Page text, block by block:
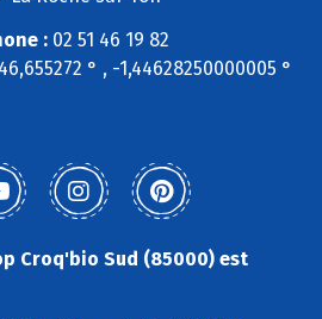
:02 51 46 19 82
° , -1,44628250000005 °
Croq'bio Sud (85000) est